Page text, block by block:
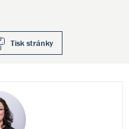
Tisk stránky